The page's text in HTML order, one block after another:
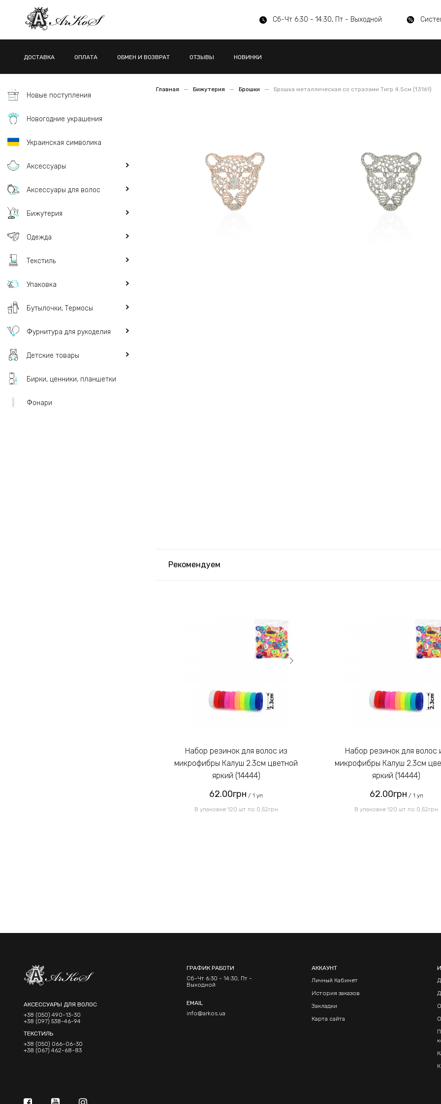
Сб-Чт 6:30 - 14:30, Пт - Выходной
ДОСТАВКА ОПЛАТА ОБМЕН И ВОЗВРАТ ОТЗЫВЫ НОВИНКИ
Новые поступления
Новогодние украшения
Украинская символика
Аксессуары
Аксессуары для волос
Бижутерия
Одежда
Текстиль
Упаковка
Бутылочки, Термосы
Фурнитура для рукоделия
Детские товары
Бирки, ценники, планшетки
Фонари
Главная Бижутерия Брошки Брошка металлическая со стразами Тигр 4.5см (13161)
Рекомендуем
Набор резинок для волос из
микрофибры Калуш 2.3см цветной
яркий (14444)
62.00грн / 1 уп
В упаковке 120 шт по 0.52грн
Набор резинок для волос из
микрофибры Калуш 2.3см
яркий (14444)
62.00грн / 1 уп
В упаковке 120 шт по 0.52грн
АКСЕССУАРЫ ДЛЯ ВОЛОС
+38 (050) 490-13-30
+38 (097) 538-46-94
ТЕКСТИЛЬ
+38 (050) 066-06-30
+38 (067) 462-68-83
ГРАФИК РАБОТИ
Сб-Чт 6:30 - 14:30, Пт -
Выходной
EMAIL
info@arkos.ua
АККАУНТ
Личный Кабинет
История заказов
Закладки
Карта сайта